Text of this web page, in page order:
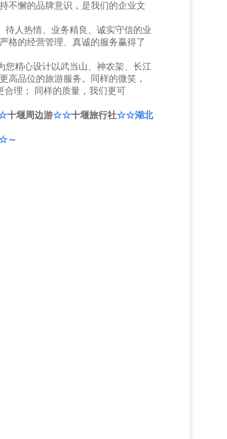
不懈的品牌意识，是我们的企业文
人热情、业务精良、诚实守信的业
格的经营管理、真诚的服务赢得了
精心设计以武当山、神农架、长江
高品位的旅游服务。同样的微笑，
理； 同样的质量，我们更可
十堰周边游☆☆十堰旅行社☆☆湖北
～